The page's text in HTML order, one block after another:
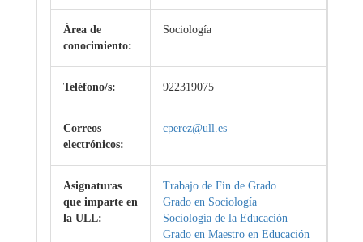
Área de
conocimiento:
Sociología
Teléfono/s: 922319075
Correos
electrónicos:
cperez@ull.es
Asignaturas
que imparte en
la ULL:
Trabajo de Fin de Grado
Grado en Sociología
Sociología de la Educación
Grado en Maestro en Educación